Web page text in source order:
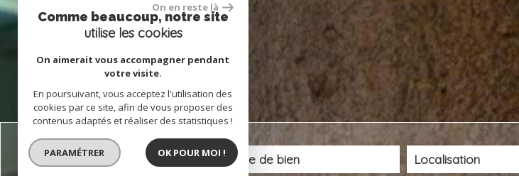
Vente
On en reste là
Comme beaucoup, notre site
utilise les cookies
On aimerait vous accompagner pendant
votre visite.
En poursuivant, vous acceptez l'utilisation des
cookies par ce site, afin de vous proposer des
contenus adaptés et réaliser des statistiques !
PARAMÉTRER OK POUR MOI !